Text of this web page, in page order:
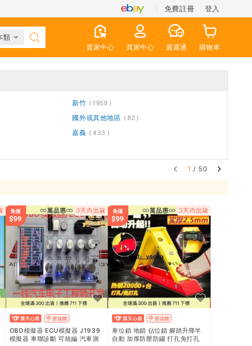
免費註冊 登入
賣家中心 買家中心 露露通 購物車
新竹 1959
國外或其他地區 82
嘉義 433
1 / 50
OBD模擬器 ECU模擬器 J1939
模擬器 車聯診斷 可統編 汽車測
車位鎖 地鎖 佔位鎖 腳踏升降半
自動 加厚防壓防鏽 打孔免打孔